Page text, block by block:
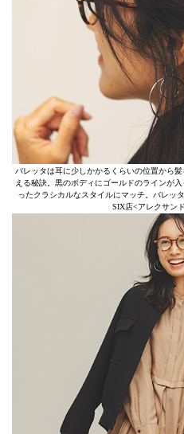
バレッタは耳に少しかかるくらいの位置から
える秘訣。黒のボディにゴールドのラインが
ったクラシカルなスタイルにマッチ。バレッ
SIX店<アレクサン